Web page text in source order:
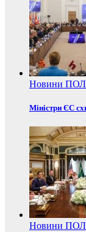
Новини
Міністри ЄС
Новини